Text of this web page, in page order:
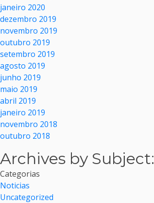
janeiro 2020
dezembro 2019
novembro 2019
outubro 2019
setembro 2019
agosto 2019
junho 2019
maio 2019
abril 2019
janeiro 2019
novembro 2018
outubro 2018
Archives by Subject:
Categorias
Noticias
Uncategorized